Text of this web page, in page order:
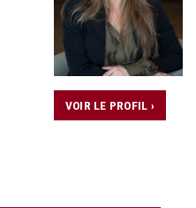
VOIR LE PROFIL ›